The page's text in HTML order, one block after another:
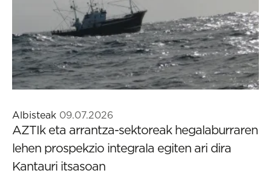
Albisteak 09.07.2026
AZTIk eta arrantza-sektoreak hegalaburraren
lehen prospekzio integrala egiten ari dira
Kantauri itsasoan